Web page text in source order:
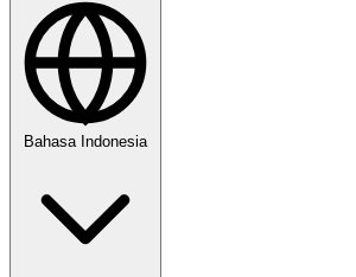
Bahasa Indonesia